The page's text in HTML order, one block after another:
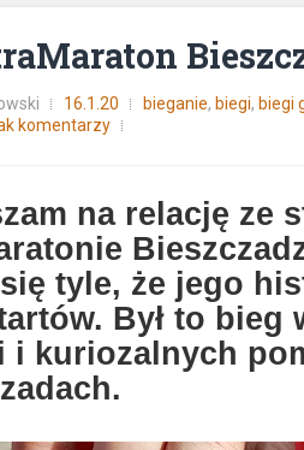
16.1.20 bieganie, biegi, biegi
komentarzy
na relację ze
się tyle, że jego
Był to
i kuriozalnych